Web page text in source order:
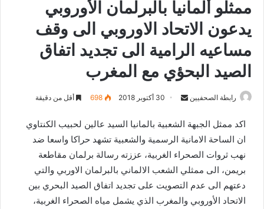
ممثلو ألمانيا بالبرلمان الأوروبي
يدعون الاتحاد الاوروبي الى وقف
مساعيه الرامية الى تجديد اتفاق
الصيد البحؤي مع المغرب
رابطة الصحفيين
n
a
n
m
30 أكتوبر 2018 698 أقل من دقيقة
اكد ممثل الجبهة الشعبية بالمانيا السيد عالين لحبيب الكنتاوي
ان الساحة الامانية الرسمية والشعبية تشهد حراكا واسعا ضد
نهب ثروات الصحراء الغربية، عززته رسالة برلمان مقاطعة
بريمن، الى ممثلي الشعب الالماني بالبرلمان الاوربي والتي
دعتهم الى عدم التصويت على تجديد اتفاق الصيد البحري بين
الاتحاد الأوروبي والمغرب الذي يشمل مياه الصحراء الغربية،